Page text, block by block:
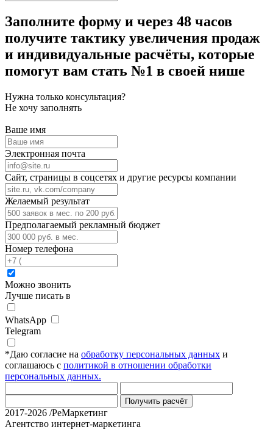
Заполните форму и через 48 часов
получите тактику увеличения продаж
и индивидуальные расчёты, которые
помогут вам стать №1 в своей нише
Нужна только консультация?
Не хочу заполнять
Ваше имя
Электронная почта
Сайт, страницы в соцсетях и другие ресурсы компании
Желаемый результат
Предполагаемый рекламный бюджет
Номер телефона
Можно звонить
Лучше писать в
WhatsApp
Telegram
*Даю согласие на обработку персональных данных и
соглашаюсь с политикой в отношении обработки
персональных данных.
Получить расчёт
2017-2026 /РеМаркетинг
Агентство интернет-маркетинга